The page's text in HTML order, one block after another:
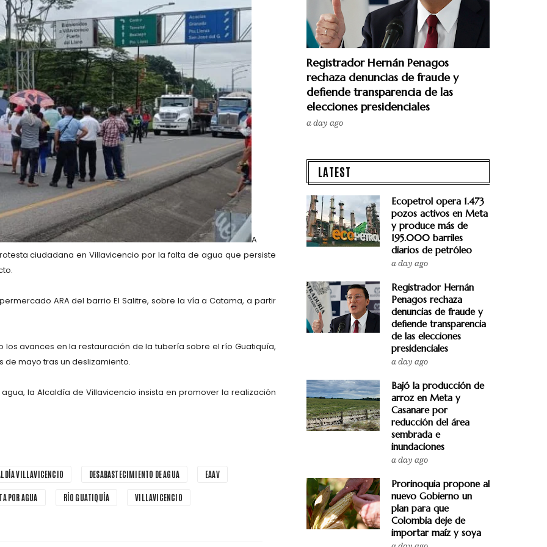
A
ciudadana en Villavicencio por la falta de agua que persiste
ARA del barrio El Salitre, sobre la vía a Catama, a partir
los avances en la restauración de la tubería sobre el ríoGuatiquía,
de mayo tras un deslizamiento.
la Alcaldía de Villavicencio insista en promover la realización
VILLAVICENCIO DESABASTECIMIENTO DE AGUA EAAV
POR AGUA RÍO GUATIQUÍA VILLAVICENCIO
Registrador Hernán Penagos
rechaza denuncias de fraude y
defiende transparencia de las
elecciones presidenciales
a day ago
LATEST
Ecopetrol opera 1.473
pozos activos en Meta
y produce más de
195.000 barriles
diarios de petróleo
a day ago
Registrador Hernán
Penagos rechaza
denuncias de fraude y
defiende transparencia
de las elecciones
presidenciales
a day ago
Bajó la producción de
arroz en Meta y
Casanare por
reducción del área
sembrada e
inundaciones
a day ago
Prorinoquia propone al
nuevo Gobierno un
plan para que
Colombia deje de
importar maíz y soya